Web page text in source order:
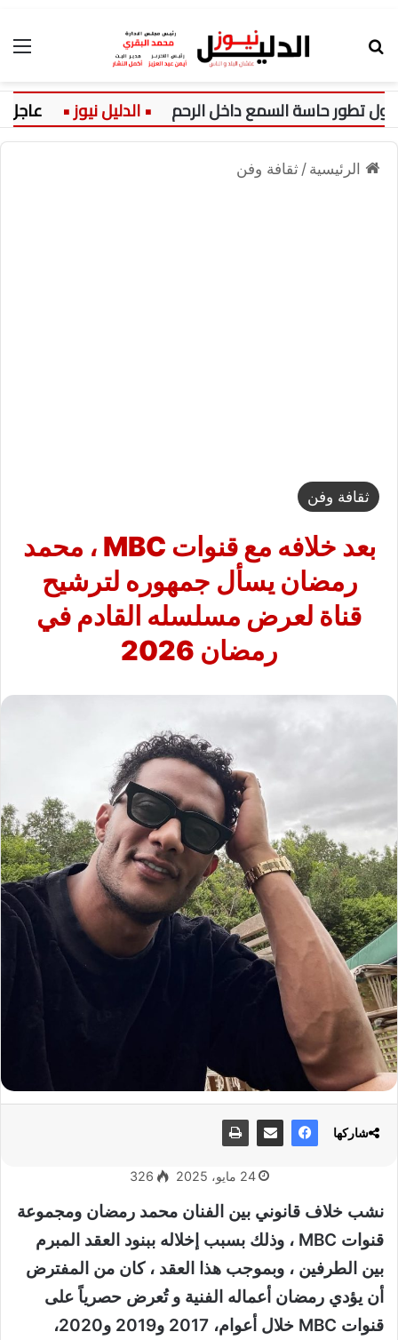
حاسة السمع داخل الرحم عاجل:
الرئيسية / ثقافة وفن
ثقافة وفن
بعد خلافه مع قنوات MBC ، محمد
رمضان يسأل جمهوره لترشيح
قناة لعرض مسلسله القادم في
رمضان 2026
24 مايو، 2025 326
نشب خلاف قانوني بين الفنان محمد رمضان ومجموعة
قنوات MBC ، وذلك بسبب إخلاله ببنود العقد المبرم
بين الطرفين ، وبموجب هذا العقد ، كان من المفترض
أن يؤدي رمضان أعماله الفنية و تُعرض حصرياً على
قنوات MBC خلال أعوام، 2017 و2019 و2020،
شاركها